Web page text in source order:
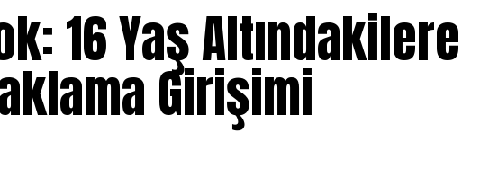
16 Yaş Altındakilere
Girişimi